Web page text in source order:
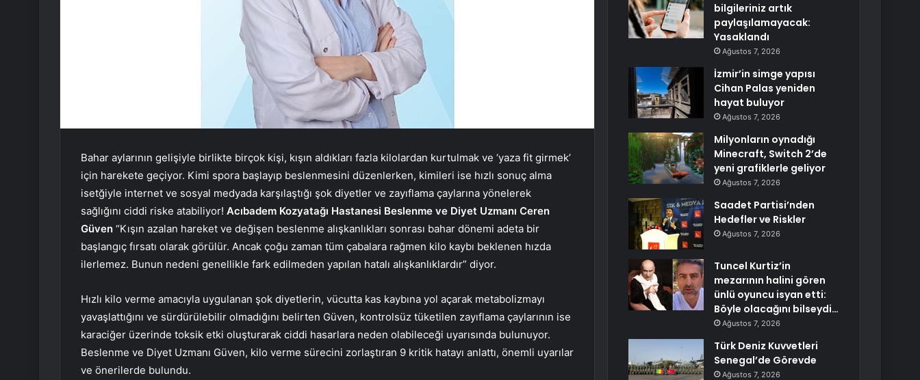
Bahar aylarının gelişiyle birlikte birçok kişi, kışın aldıkları fazla kilolardan kurtulmak ve ‘yaza fit girmek’
için harekete geçiyor. Kimi spora başlayıp beslenmesini düzenlerken, kimileri ise hızlı sonuç alma
isetğiyle internet ve sosyal medyada karşılaştığı şok diyetler ve zayıflama çaylarına yönelerek
sağlığını ciddi riske atabiliyor! Acıbadem Kozyatağı Hastanesi Beslenme ve Diyet Uzmanı Ceren
Güven “Kışın azalan hareket ve değişen beslenme alışkanlıkları sonrası bahar dönemi adeta bir
başlangıç fırsatı olarak görülür. Ancak çoğu zaman tüm çabalara rağmen kilo kaybı beklenen hızda
ilerlemez. Bunun nedeni genellikle fark edilmeden yapılan hatalı alışkanlıklardır” diyor.
Hızlı kilo verme amacıyla uygulanan şok diyetlerin, vücutta kas kaybına yol açarak metabolizmayı
yavaşlattığını ve sürdürülebilir olmadığını belirten Güven, kontrolsüz tüketilen zayıflama çaylarının ise
karaciğer üzerinde toksik etki oluşturarak ciddi hasarlara neden olabileceği uyarısında bulunuyor.
Beslenme ve Diyet Uzmanı Güven, kilo verme sürecini zorlaştıran 9 kritik hatayı anlattı, önemli uyarılar
ve önerilerde bulundu.
bilgileriniz artık
paylaşılamayacak:
Yasaklandı
Ağustos 7, 2026
İzmir’in simge yapısı
Cihan Palas yeniden
hayat buluyor
Ağustos 7, 2026
Milyonların oynadığı
Minecraft, Switch 2’de
yeni grafiklerle geliyor
Ağustos 7, 2026
Saadet Partisi’nden
Hedefler ve Riskler
Ağustos 7, 2026
Tuncel Kurtiz’in
mezarının halini gören
ünlü oyuncu isyan etti:
Böyle olacağını bilseydi…
Ağustos 7, 2026
Türk Deniz Kuvvetleri
Senegal’de Görevde
Ağustos 7, 2026